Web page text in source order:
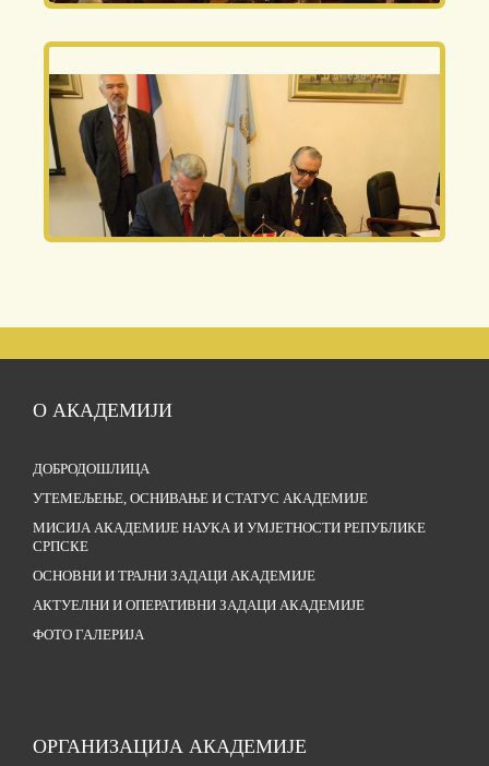
О АКАДЕМИЈИ
ДОБРОДОШЛИЦА
УТЕМЕЉЕЊЕ, ОСНИВАЊЕ И СТАТУС АКАДЕМИЈЕ
МИСИЈА АКАДЕМИЈЕ НАУКА И УМЈЕТНОСТИ РЕПУБЛИКЕ
СРПСКЕ
ОСНОВНИ И ТРАЈНИ ЗАДАЦИ АКАДЕМИЈЕ
АКТУЕЛНИ И ОПЕРАТИВНИ ЗАДАЦИ АКАДЕМИЈЕ
ФОТО ГАЛЕРИЈА
ОРГАНИЗАЦИЈА АКАДЕМИЈЕ